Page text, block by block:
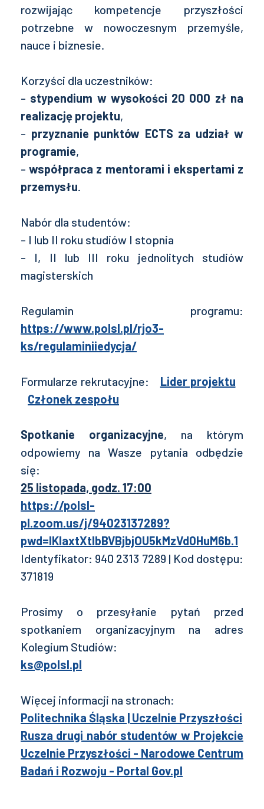
rozwijając kompetencje przyszłości
potrzebne w nowoczesnym przemyśle,
nauce i biznesie.
Korzyści dla uczestników:
- stypendium w wysokości 20 000 zł na
realizację projektu,
- przyznanie punktów ECTS za udział w
programie,
-współpraca z mentorami i ekspertami z
przemysłu.
Nabór dla studentów:
- I lub II roku studiów I stopnia
- I, II lub III roku jednolitych studiów
magisterskich
Regulamin programu:
https://www.polsl.pl/rjo3-
ks/regulaminiiedycja/
Formularze rekrutacyjne: Lider projektu
Członek zespołu
Spotkanie organizacyjne, na którym
odpowiemy na Wasze pytania odbędzie
się:
25 listopada, godz. 17:00
https://polsl-
pl.zoom.us/j/94023137289?
pwd=IKlaxtXtIbBVBjbjOU5kMzVd0HuM6b.1
Identyfikator: 940 2313 7289 | Kod dostępu:
371819
Prosimy o przesyłanie pytań przed
spotkaniem organizacyjnym na adres
Kolegium Studiów:
ks@polsl.pl
Więcej informacji na stronach:
Politechnika Śląska | Uczelnie Przyszłości
Rusza drugi nabór studentów w Projekcie
Uczelnie Przyszłości - Narodowe Centrum
Badań i Rozwoju - Portal Gov.pl